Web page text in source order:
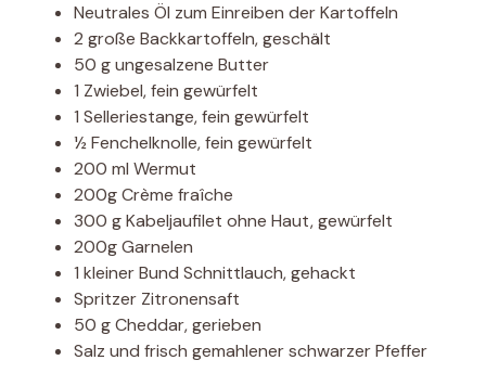
Neutrales Öl zum Einreiben der Kartoffeln
2 große Backkartoffeln, geschält
50 g ungesalzene Butter
1 Zwiebel, fein gewürfelt
1 Selleriestange, fein gewürfelt
½ Fenchelknolle, fein gewürfelt
200 ml Wermut
200g Crème fraîche
300 g Kabeljaufilet ohne Haut, gewürfelt
200g Garnelen
1 kleiner Bund Schnittlauch, gehackt
Spritzer Zitronensaft
50 g Cheddar, gerieben
Salz und frisch gemahlener schwarzer Pfeffer